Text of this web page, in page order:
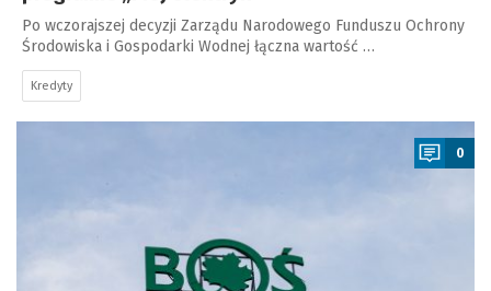
Po wczorajszej decyzji Zarządu Narodowego Funduszu Ochrony
Środowiska i Gospodarki Wodnej łączna wartość …
Kredyty
a
0